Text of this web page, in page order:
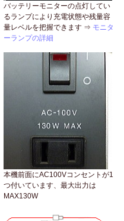
バッテリーモニターの点灯してい
るランプにより充電状態や残量容
量レベルを把握できます ⇒ モニタ
ーランプの詳細
本機前面にAC100Vコンセントが1
つ付いています、最大出力は
MAX130W